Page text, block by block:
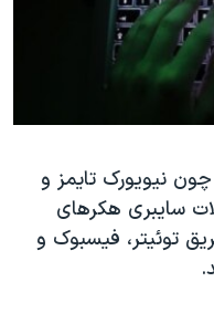
چون نیویورک تایمز و
سایبری هکرهای
توئیتر، فیسبوک و